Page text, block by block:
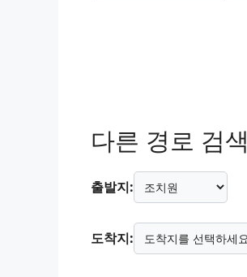
다른 경로 검색
출발지:
도착지: